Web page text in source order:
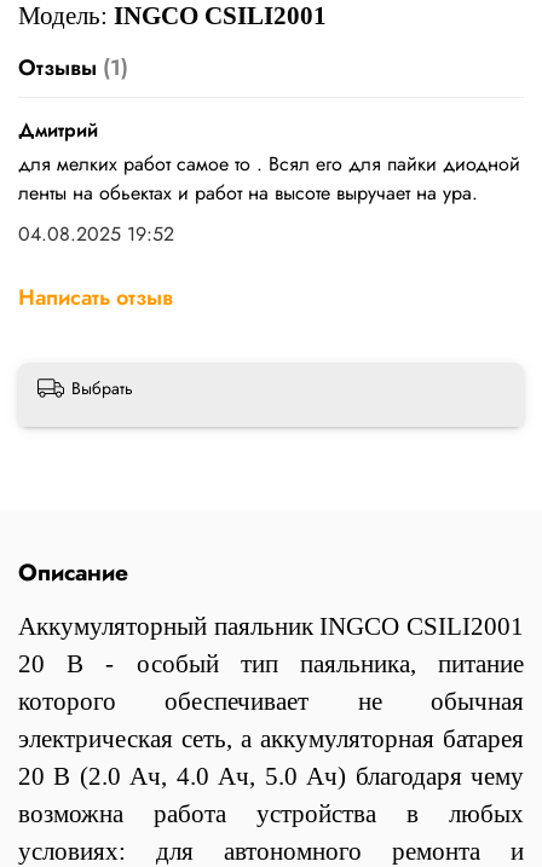
Модель: INGCO CSILI2001
Отзывы (1)
Дмитрий
для мелких работ самое то . Всял его для пайки диодной
ленты на обьектах и работ на высоте выручает на ура.
04.08.2025 19:52
Написать отзыв
Выбрать
Описание
Аккумуляторный паяльник INGCO CSILI2001
20 В-
особый тип паяльника, питание
которого обеспечивает не обычная
электрическая сеть, а аккумуляторная батарея
20 В (2.0 Ач, 4.0 Ач, 5.0 Ач) благодаря чему
возможна работа устройства в любых
условиях: для автономного ремонта и